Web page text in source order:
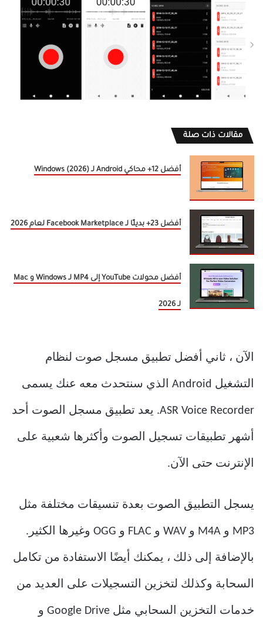
مقالات ذات صلة
أفضل 12+ محاكي Android لـ Windows (2026)
أفضل 23+ بديلًا لـ Facebook Marketplace لعام 2026
أفضل محولات YouTube إلى MP4 لـ Windows و Mac
لـ 2026
الآن ، ثاني أفضل تطبيق مسجل صوت لنظام
التشغيل Android الذي سنتحدث معه عنك يسمى
ASR Voice Recorder. يعد تطبيق مسجل الصوت أحد
أشهر تطبيقات تسجيل الصوت وأكثرها شعبية على
الإنترنت حتى الآن.
يسجل التطبيق الصوت بعدة تنسيقات مختلفة مثل
MP3 و M4A و WAV و FLAC و OGG وغيرها الكثير.
بالإضافة إلى ذلك ، يمكنك أيضًا الاستفادة من تكامل
السحابة وكذلك لتخزين التسجيلات على العديد من
خدمات التخزين السحابي مثل Google Drive و